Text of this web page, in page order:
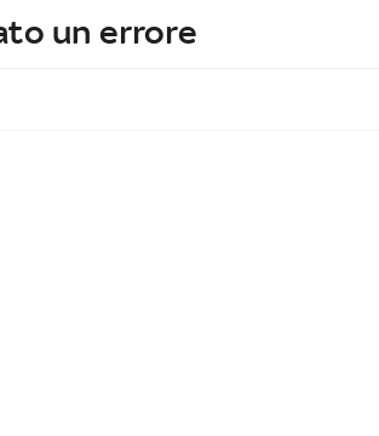
un errore